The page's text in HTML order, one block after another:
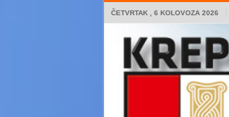
ČETVRTAK , 6 KOLOVOZA 2026